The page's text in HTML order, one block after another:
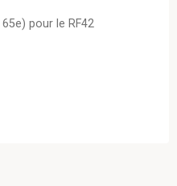
pour le RF42